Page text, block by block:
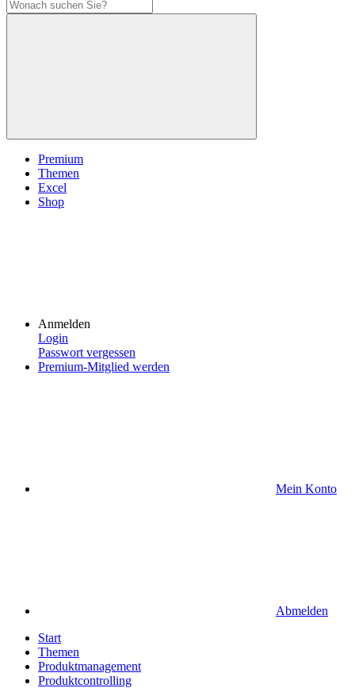
Premium
Themen
Excel
Shop
Anmelden
Login
Passwort vergessen
Premium-Mitglied werden
Mein Konto
Abmelden
Start
Themen
Produktmanagement
Produktcontrolling